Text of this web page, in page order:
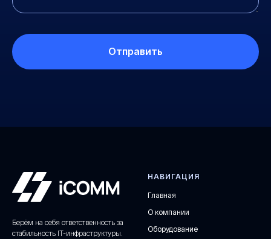
Отправить
Берём на себя ответственность за
стабильность IT-инфраструктуры.
НАВИГАЦИЯ
Главная
О компании
Оборудование